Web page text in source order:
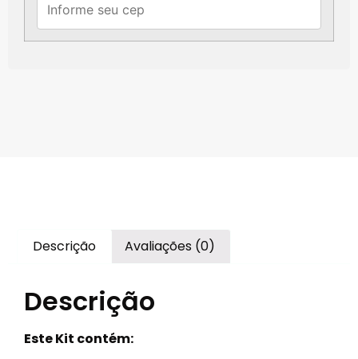
Descrição Avaliações (0)
Descrição
Este Kit contém: